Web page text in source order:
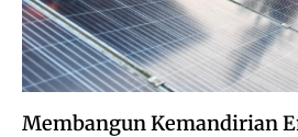
Membangun Kemandirian